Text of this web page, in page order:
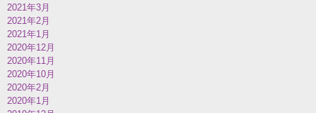
2021年3月
2021年2月
2021年1月
2020年12月
2020年11月
2020年10月
2020年2月
2020年1月